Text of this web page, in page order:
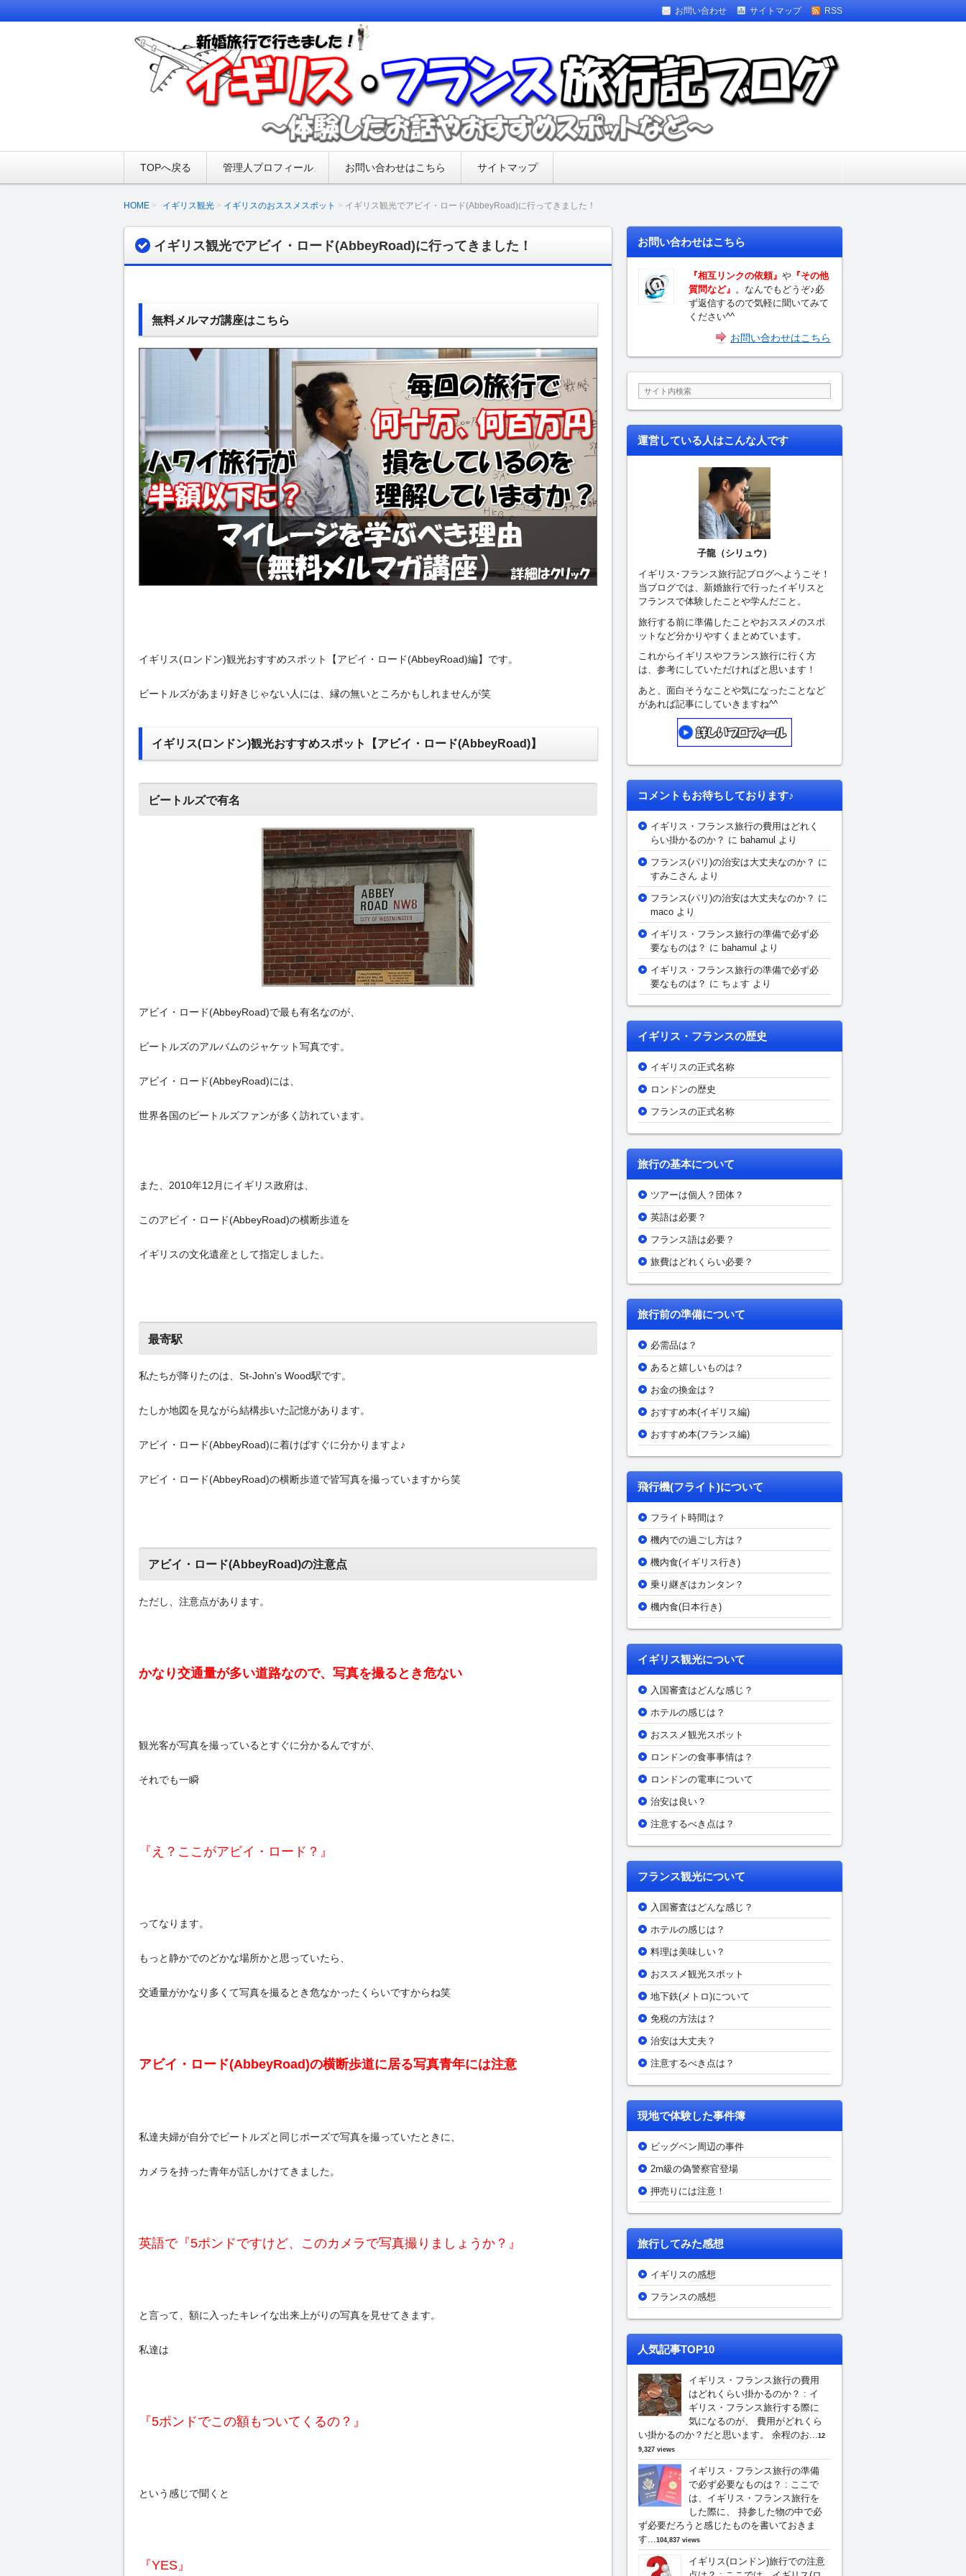
お問い合わせ サイトマップ RSS
イギリス・フランス旅行記ブログ【新婚旅行の話・おすすめスポット】
新婚旅行でイギリス・フランス旅行をしてきた内容をまとめたブログ。フランス・イギリス旅行前
に準備した荷物、フランス・イギリスでの写真やおすすめスポット、フランス・イギリスで起こっ
た事件なども掲載しております♪
TOPへ戻る 管理人プロフィール お問い合わせはこちら サイトマップ
HOME イギリス観光 イギリスのおススメスポット イギリス観光でアビイ・ロード(AbbeyRoad)に行ってきました！
イギリス観光でアビイ・ロード(AbbeyRoad)に行ってきました！
無料メルマガ講座はこちら
イギリス(ロンドン)観光おすすめスポット【アビイ・ロード(AbbeyRoad)編】です。
ビートルズがあまり好きじゃない人には、縁の無いところかもしれませんが笑
イギリス(ロンドン)観光おすすめスポット【アビイ・ロード(AbbeyRoad)】
ビートルズで有名
アビイ・ロード(AbbeyRoad)で最も有名なのが、
ビートルズのアルバムのジャケット写真です。
アビイ・ロード(AbbeyRoad)には、
世界各国のビートルズファンが多く訪れています。
また、2010年12月にイギリス政府は、
このアビイ・ロード(AbbeyRoad)の横断歩道を
イギリスの文化遺産として指定しました。
最寄駅
私たちが降りたのは、St-John’s Wood駅です。
たしか地図を見ながら結構歩いた記憶があります。
アビイ・ロード(AbbeyRoad)に着けばすぐに分かりますよ♪
アビイ・ロード(AbbeyRoad)の横断歩道で皆写真を撮っていますから笑
アビイ・ロード(AbbeyRoad)の注意点
ただし、注意点があります。
かなり交通量が多い道路なので、写真を撮るとき危ない
観光客が写真を撮っているとすぐに分かるんですが、
それでも一瞬
『え？ここがアビイ・ロード？』
ってなります。
もっと静かでのどかな場所かと思っていたら、
交通量がかなり多くて写真を撮るとき危なかったくらいですからね笑
アビイ・ロード(AbbeyRoad)の横断歩道に居る写真青年には注意
私達夫婦が自分でビートルズと同じポーズで写真を撮っていたときに、
カメラを持った青年が話しかけてきました。
英語で『5ポンドですけど、このカメラで写真撮りましょうか？』
と言って、額に入ったキレイな出来上がりの写真を見せてきます。
私達は
『5ポンドでこの額もついてくるの？』
という感じで聞くと
『YES』
お問い合わせはこちら
『相互リンクの依頼』 や 『その他
質問など』 。なんでもどうぞ♪必
ず返信するので気軽に聞いてみて
ください^^
お問い合わせはこちら
運営している人はこんな人です
子龍（シリュウ）
イギリス･フランス旅行記ブログへようこそ！
当ブログでは、新婚旅行で行ったイギリスと
フランスで体験したことや学んだこと。
旅行する前に準備したことやおススメのスポ
ットなど分かりやすくまとめています。
これからイギリスやフランス旅行に行く方
は、参考にしていただければと思います！
あと、面白そうなことや気になったことなど
があれば記事にしていきますね^^
コメントもお待ちしております♪
イギリス・フランス旅行の費用はどれく
らい掛かるのか？ に bahamul より
フランス(パリ)の治安は大丈夫なのか？ に
すみこさん より
フランス(パリ)の治安は大丈夫なのか？ に
maco より
イギリス・フランス旅行の準備で必ず必
要なものは？ に bahamul より
イギリス・フランス旅行の準備で必ず必
要なものは？ に ちょす より
イギリス・フランスの歴史
イギリスの正式名称
ロンドンの歴史
フランスの正式名称
旅行の基本について
ツアーは個人？団体？
英語は必要？
フランス語は必要？
旅費はどれくらい必要？
旅行前の準備について
必需品は？
あると嬉しいものは？
お金の換金は？
おすすめ本(イギリス編)
おすすめ本(フランス編)
飛行機(フライト)について
フライト時間は？
機内での過ごし方は？
機内食(イギリス行き)
乗り継ぎはカンタン？
機内食(日本行き)
イギリス観光について
入国審査はどんな感じ？
ホテルの感じは？
おススメ観光スポット
ロンドンの食事事情は？
ロンドンの電車について
治安は良い？
注意するべき点は？
フランス観光について
入国審査はどんな感じ？
ホテルの感じは？
料理は美味しい？
おススメ観光スポット
地下鉄(メトロ)について
免税の方法は？
治安は大丈夫？
注意するべき点は？
現地で体験した事件簿
ビッグベン周辺の事件
2m級の偽警察官登場
押売りには注意！
旅行してみた感想
イギリスの感想
フランスの感想
人気記事TOP10
イギリス・フランス旅行の費用
はどれくらい掛かるのか？ : イ
ギリス・フランス旅行する際に
気になるのが、 費用がどれくら
い掛かるのか？だと思います。 余程のお...
12
9,327 views
イギリス・フランス旅行の準備
で必ず必要なものは？ : ここで
は、イギリス・フランス旅行を
した際に、 持参した物の中で必
ず必要だろうと感じたものを書いておきま
す...
104,837 views
イギリス(ロンドン)旅行での注意